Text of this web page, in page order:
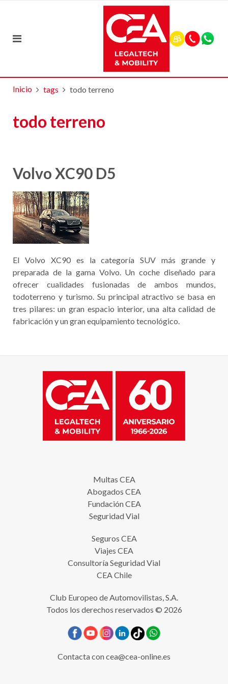
Inicio tags todo terreno
todo terreno
Volvo XC90 D5
El Volvo XC90 es la categoría SUV más grande y
preparada de la gama Volvo. Un coche diseñado para
ofrecer cualidades fusionadas de ambos mundos,
todoterreno y turismo. Su principal atractivo se basa en
tres pilares: un gran espacio interior, una alta calidad de
fabricación y un gran equipamiento tecnológico.
Multas CEA
Abogados CEA
Fundación CEA
Seguridad Vial
Seguros CEA
Viajes CEA
Consultoría Seguridad Vial
CEA Chile
Club Europeo de Automovilistas, S.A.
Todos los derechos reservados © 2026
Contacta concea@cea-online.es